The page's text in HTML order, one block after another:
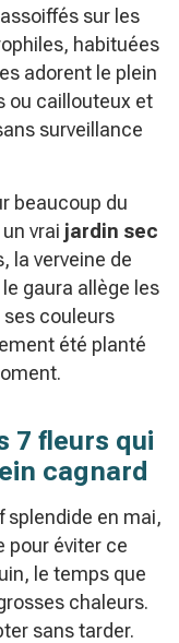
sur les
habituées
adorent le plein
ou caillouteux et
surveillance
beaucoup du
vrai jardin sec
la verveine de
gaura allège les
couleurs
été planté
7 fleurs qui
cagnard
splendide en mai,
pour éviter ce
le temps que
chaleurs.
sans tarder.